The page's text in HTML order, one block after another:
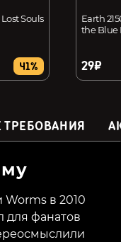
Souls
41%
Earth
the Blue
29₽
в 2010
для фанатов